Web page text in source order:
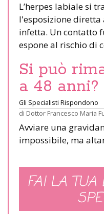
L’herpes labiale si
l'esposizione
infetta. Un contatto
espone al rischio di
Si può
a 48 anni?
Gli Specialisti Rispondono
di Dottor Francesco Maria
Avviare una
impossibile, ma
FAI LA TUA